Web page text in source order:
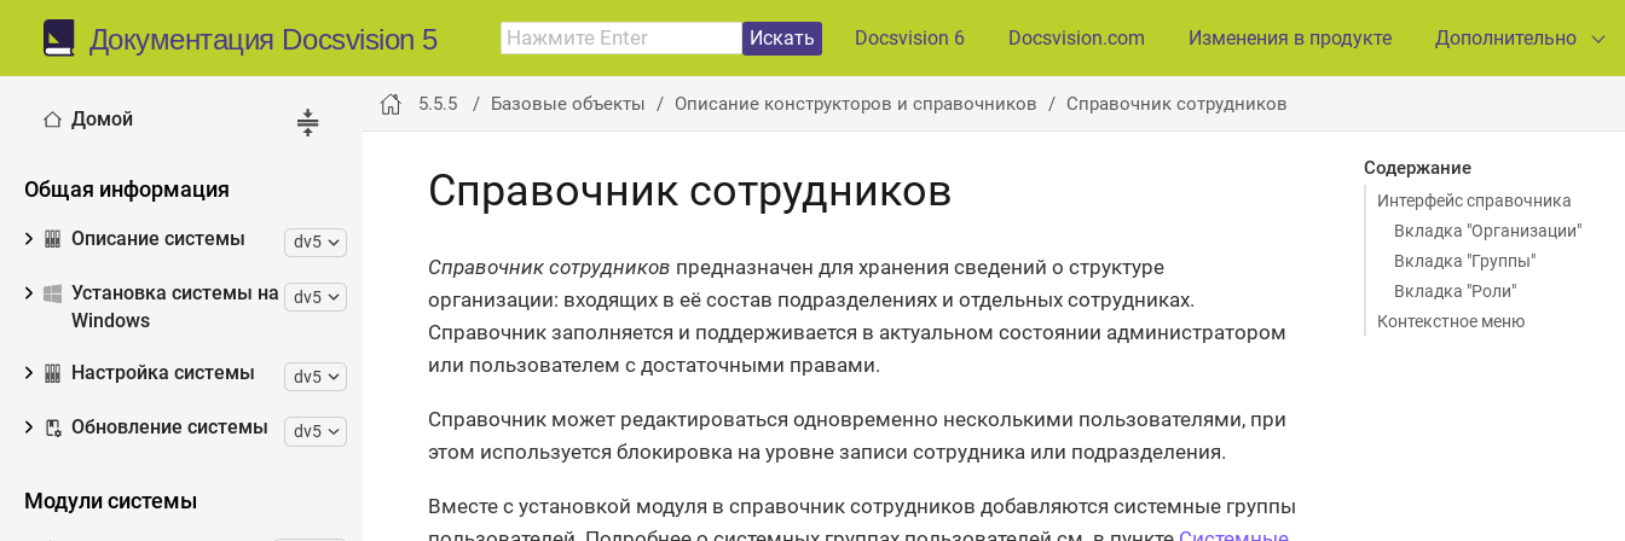
Документация Docsvision 5 Искать Docsvision 6 Docsvision.com Изменения в продукте Дополнительно
Домой
Общая информация
Описание системы dv5
Установка системы на
Windows
dv5
Настройка системы dv5
Обновление системы dv5
Модули системы
5.5.5 Базовые объекты Описание конструкторов и справочников Справочник сотрудников
Содержание
Интерфейс справочника
Вкладка "Организации"
Вкладка "Группы"
Вкладка "Роли"
Контекстное меню
Справочник сотрудников
Справочник сотрудников предназначен для хранения сведений о структуре
организации: входящих в её состав подразделениях и отдельных сотрудниках.
Справочник заполняется и поддерживается в актуальном состоянии администратором
или пользователем с достаточными правами.
Справочник может редактироваться одновременно несколькими пользователями, при
этом используется блокировка на уровне записи сотрудника или подразделения.
Вместе с установкой модуля в справочник сотрудников добавляются системные группы